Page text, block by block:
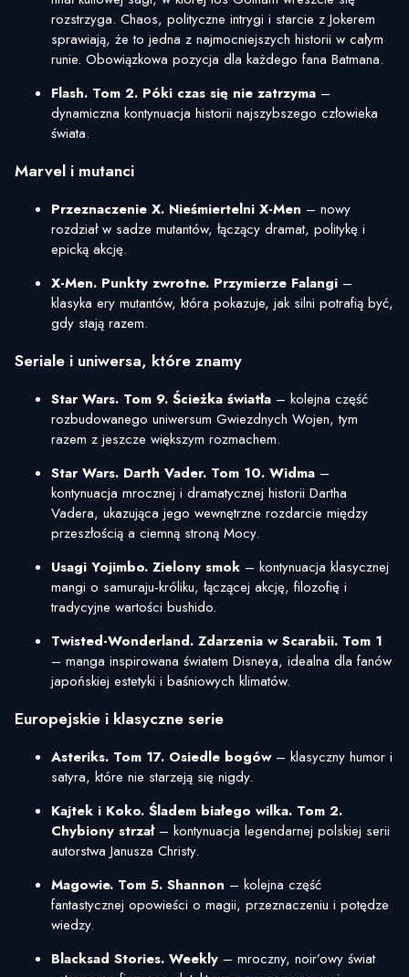
rozstrzyga. Chaos, polityczne intrygi i starcie z Jokerem
sprawiają, że to jedna z najmocniejszych historii w całym
runie. Obowiązkowa pozycja dla każdego fana Batmana.
Flash. Tom 2. Póki czas się nie zatrzyma –
dynamiczna kontynuacja historii najszybszego człowieka
świata.
Marvel i mutanci
Przeznaczenie X. Nieśmiertelni X-Men – nowy
rozdział w sadze mutantów, łączący dramat, politykę i
epicką akcję.
X-Men. Punkty zwrotne. Przymierze Falangi –
klasyka ery mutantów, która pokazuje, jak silni potrafią być,
gdy stają razem.
Seriale i uniwersa, które znamy
Star Wars. Tom 9. Ścieżka światła – kolejna część
rozbudowanego uniwersum Gwiezdnych Wojen, tym
razem z jeszcze większym rozmachem.
Star Wars. Darth Vader. Tom 10. Widma –
kontynuacja mrocznej i dramatycznej historii Dartha
Vadera, ukazująca jego wewnętrzne rozdarcie między
przeszłością a ciemną stroną Mocy.
Usagi Yojimbo. Zielony smok – kontynuacja klasycznej
mangi o samuraju-króliku, łączącej akcję, filozofię i
tradycyjne wartości bushido.
Twisted-Wonderland. Zdarzenia w Scarabii. Tom 1
– manga inspirowana światem Disneya, idealna dla fanów
japońskiej estetyki i baśniowych klimatów.
Europejskie i klasyczne serie
Asteriks. Tom 17. Osiedle bogów– klasyczny humor i
satyra, które nie starzeją się nigdy.
Kajtek i Koko. Śladem białego wilka. Tom 2.
Chybiony strzał– kontynuacja legendarnej polskiej serii
autorstwa Janusza Christy.
Magowie. Tom 5. Shannon – kolejna część
fantastycznej opowieści o magii, przeznaczeniu i potędze
wiedzy.
Blacksad Stories. Weekly – mroczny, noir’owy świat